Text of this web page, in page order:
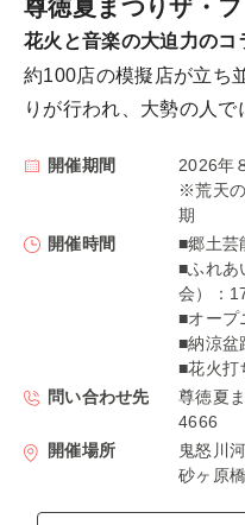
尊徳夏まつりザ・
花火と音楽の大迫力のコ
約100店の模擬店が立ち
りが行われ、大勢の人で
開催期間
2026年
※荒天
期
開催時間
■郷土芸
■ふれあ
会）：
■オープ
■納涼盆
■花火打
問い合わせ先
尊徳夏
4666
開催場所
鬼怒川
砂ヶ原